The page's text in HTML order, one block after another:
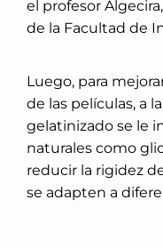
el profesor
de la Facultad de
Luego, para
de las películas, a
gelatinizado se le
naturales como
reducir la rigidez
se adapten a